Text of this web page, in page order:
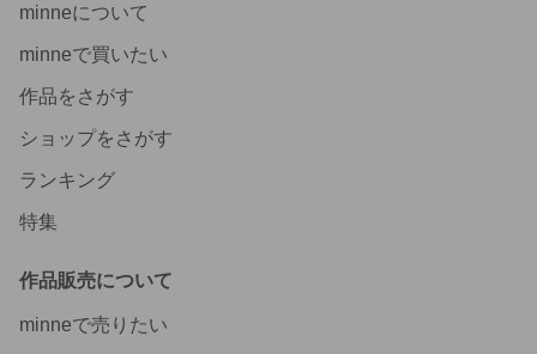
minneについて
minneで買いたい
作品をさがす
ショップをさがす
ランキング
特集
作品販売について
minneで売りたい